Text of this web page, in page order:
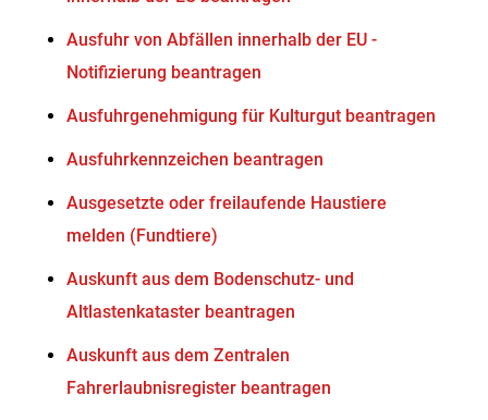
Ausfuhr von Abfällen innerhalb der EU -
Notifizierung beantragen
Ausfuhrgenehmigung für Kulturgut beantragen
Ausfuhrkennzeichen beantragen
Ausgesetzte oder freilaufende Haustiere
melden (Fundtiere)
Auskunft aus dem Bodenschutz- und
Altlastenkataster beantragen
Auskunft aus dem Zentralen
Fahrerlaubnisregister beantragen